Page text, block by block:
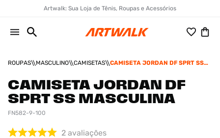
Artwalk: Sua Loja de Tênis, Roupas e Acessórios
ROUPAS MASCULINO CAMISETAS
CAMISETA JORDAN DF SPRT SS
CAMISETA JORDAN DF
SPRT SS MASCULINA
FN582-9-100
2 avaliações